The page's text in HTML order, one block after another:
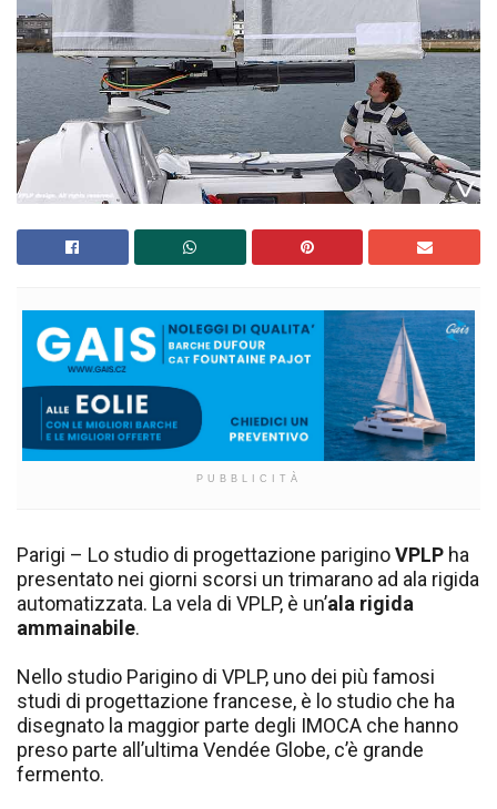
PUBBLICITÀ
Parigi – Lo studio di progettazione pariginoVPLP ha
presentato nei giorni scorsi un trimarano ad ala rigida
automatizzata. La vela di VPLP, è un’ala rigida
ammainabile.
Nello studio Parigino di VPLP, uno dei più famosi
studi di progettazione francese, è lo studio che ha
disegnato la maggior parte degli IMOCA che hanno
preso parte all’ultima Vendée Globe, c’è grande
fermento.